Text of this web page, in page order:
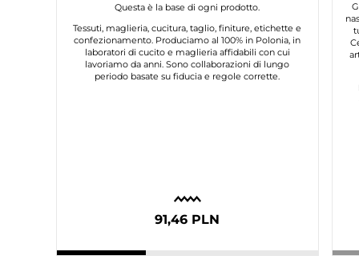
Questa è la base di ogni prodotto.
Tessuti, maglieria, cucitura, taglio, finiture, etichette e
confezionamento. Produciamo al 100% in Polonia, in
laboratori di cucito e maglieria affidabili con cui
lavoriamo da anni. Sono collaborazioni di lungo
periodo basate su fiducia e regole corrette.
91,46 PLN